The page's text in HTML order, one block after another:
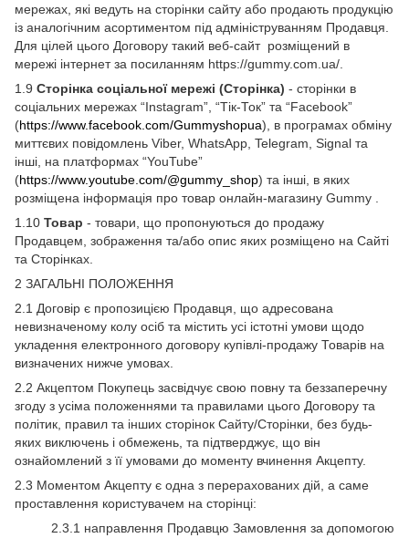
мережах, які ведуть на сторінки сайту або продають продукцію
із аналогічним асортиментом під адмініструванням Продавця.
Для цілей цього Договору такий веб-сайт розміщений в
мережі інтернет за посиланням https://gummy.com.ua/.
1.9 Сторінка соціальної мережі (Сторінка) - сторінки в
соціальних мережах “Instagram”, “Тік-Ток” та “Facebook”
(https://www.facebook.com/Gummyshopua), в програмах обміну
миттєвих повідомлень Viber, WhatsApp, Telegram, Signal та
інші, на платформах “YouTube”
(https://www.youtube.com/@gummy_shop) та інші, в яких
розміщена інформація про товар онлайн-магазину Gummy .
1.10 Товар - товари, що пропонуються до продажу
Продавцем, зображення та/або опис яких розміщено на Сайті
та Сторінках.
2 ЗАГАЛЬНІ ПОЛОЖЕННЯ
2.1 Договір є пропозицією Продавця, що адресована
невизначеному колу осіб та містить усі істотні умови щодо
укладення електронного договору купівлі-продажу Товарів на
визначених нижче умовах.
2.2 Акцептом Покупець засвідчує свою повну та беззаперечну
згоду з усіма положеннями та правилами цього Договору та
політик, правил та інших сторінок Сайту/Сторінки, без будь-
яких виключень і обмежень, та підтверджує, що він
ознайомлений з її умовами до моменту вчинення Акцепту.
2.3 Моментом Акцепту є одна з перерахованих дій, а саме
проставлення користувачем на сторінці:
2.3.1 направлення Продавцю Замовлення за допомогою